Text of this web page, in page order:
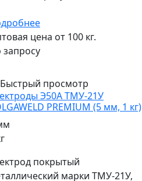
цена от 100 кг.
запросу
Быстрый просмотр
Э50А ТМУ-21У
PREMIUM (5 мм, 1 кг)
покрытый
марки ТМУ-21У,